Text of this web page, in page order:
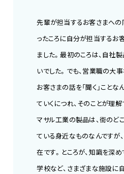
先輩が担当するお客さまへの
ったころに自分が担当するお
ました。最初のころは、自社
いでした。でも、営業職の大事
お客さまの話を「聞く」こと
ていくにつれ、そのことが理解
マサル工業の製品は、街のど
ている身近なものなんですが
在です。ところが、知識を深め
学校など、さまざまな施設に